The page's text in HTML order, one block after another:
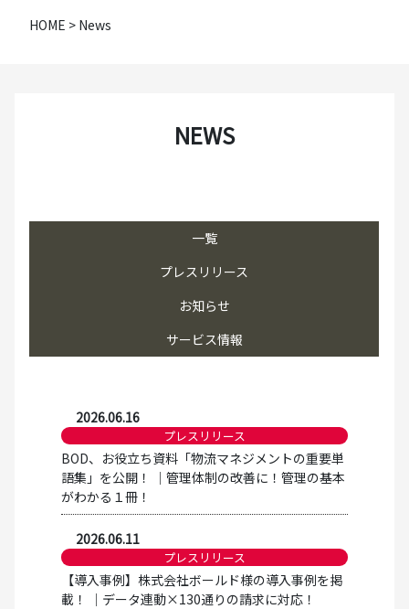
HOME > News
NEWS
一覧
プレスリリース
お知らせ
サービス情報
2026.06.16
プレスリリース
BOD、お役立ち資料「物流マネジメントの重要単
語集」を公開！ │管理体制の改善に！管理の基本
がわかる１冊！
2026.06.11
プレスリリース
【導入事例】株式会社ボールド様の導入事例を掲
載！ │データ連動×130通りの請求に対応！